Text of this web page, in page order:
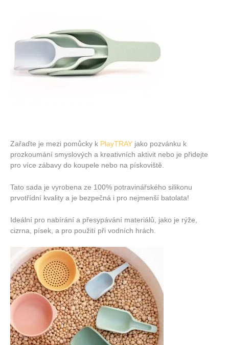
Zařaďte je mezi pomůcky k PlayTRAY jako pozvánku k
prozkoumání smyslových a kreativních aktivit nebo je přidejte
pro více zábavy do koupele nebo na pískoviště.
Tato sada je vyrobena ze 100% potravinářského silikonu
prvotřídní kvality a je bezpečná i pro nejmenší batolata!
Ideální pro nabírání a přesypávání materiálů, jako je rýže,
cizrna, písek, a pro použití při vodních hrách.